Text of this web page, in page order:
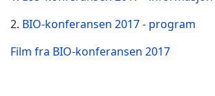
2. BIO-konferansen 2017 - program
Film fra BIO-konferansen 2017